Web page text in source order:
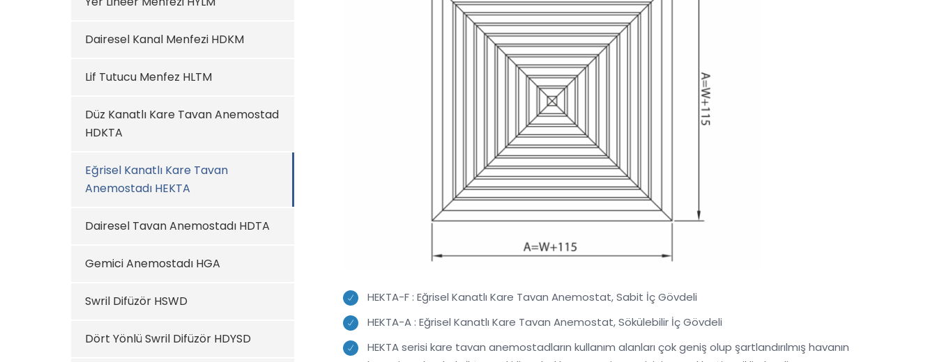
Dairesel Kanal Menfezi HDKM
Lif Tutucu Menfez HLTM
Düz Kanatlı Kare Tavan Anemostad
HDKTA
Eğrisel Kanatlı Kare Tavan
Anemostadı HEKTA
Dairesel Tavan Anemostadı HDTA
Gemici Anemostadı HGA
Swril Difüzör HSWD
Dört Yönlü Swril Difüzör HDYSD
HEKTA-F : Eğrisel Kanatlı Kare Tavan Anemostat, Sabit İç Gövdeli
HEKTA-A : Eğrisel Kanatlı Kare Tavan Anemostat, Sökülebilir İç Gövdeli
HEKTA serisi kare tavan anemostadların kullanım alanları çok geniş olup şartlandırılmış havanın